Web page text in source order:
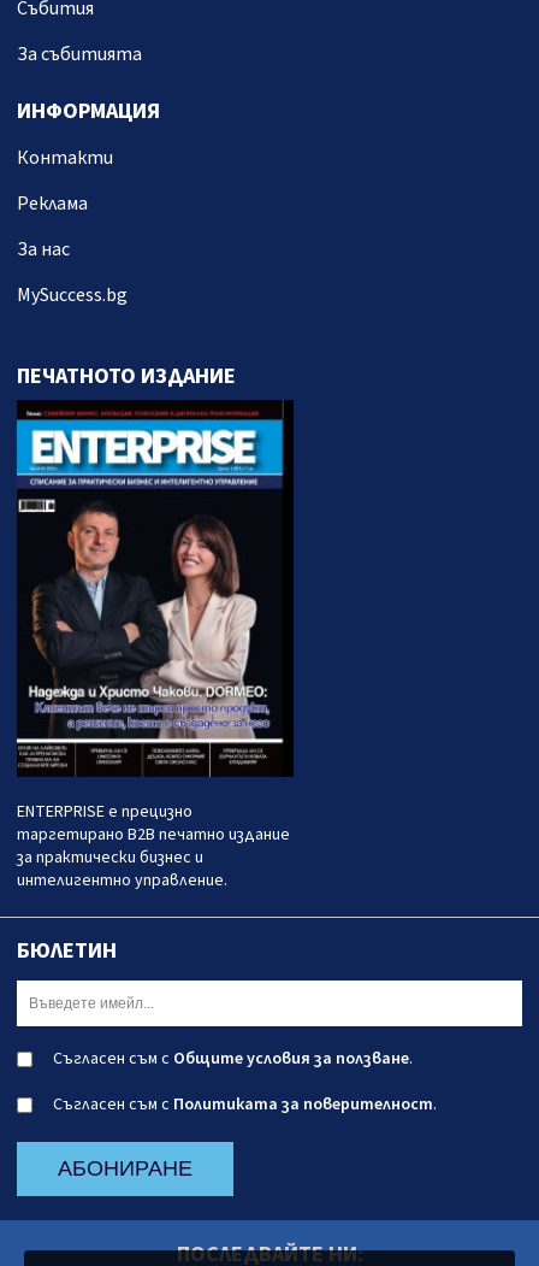
Събития
За събитията
ИНФОРМАЦИЯ
Контакти
Реклама
За нас
MySuccess.bg
ПЕЧАТНОТО ИЗДАНИЕ
ENTERPRISE е прецизно
таргетирано B2B печатно издание
за практически бизнес и
интелигентно управление.
БЮЛЕТИН
Съгласен съм с Общите условия за ползване.
Съгласен съм с Политиката за поверителност.
АБОНИРАНЕ
ПОСЛЕДВАЙТЕ НИ: